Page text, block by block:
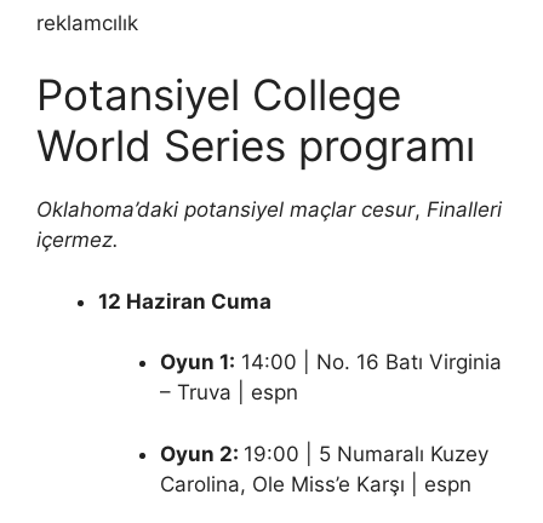
reklamcılık
Potansiyel College
World Series programı
Oklahoma’daki potansiyel maçlar cesur, Finalleri
içermez.
12 Haziran Cuma
Oyun 1: 14:00 | No. 16 Batı Virginia
– Truva | espn
Oyun 2: 19:00 | 5 Numaralı Kuzey
Carolina, Ole Miss’e Karşı | espn